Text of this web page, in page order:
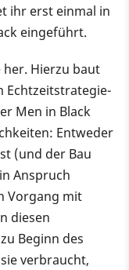
ihr erst einmal in
eingeführt.
her. Hierzu baut
Echtzeitstrategie-
Men in Black
Entweder
(und der Bau
Anspruch
Vorgang mit
diesen
Beginn des
verbraucht,